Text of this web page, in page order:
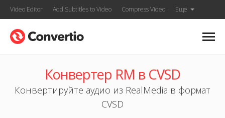
Video Editor Add Subtitles to Video Compress Video Ещё
Конвертер RM в CVSD
Конвертируйте аудио из RealMedia в формат
CVSD